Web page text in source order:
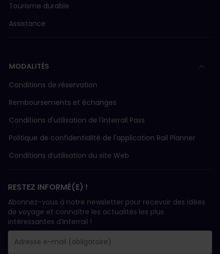
Tourisme durable
Assistance
MODALITÉS
Conditions de réservation
Remboursements et échanges
Conditions d'utilisation de l'Interrail Pass
Politique de confidentialité de l'application Rail Planner
Conditions d’utilisation du site Web
RESTEZ INFORMÉ(E) !
Abonnez-vous à notre newsletter pour recevoir des idées
de voyage et connaître les actualités les plus
intéressantes d’Interrail !